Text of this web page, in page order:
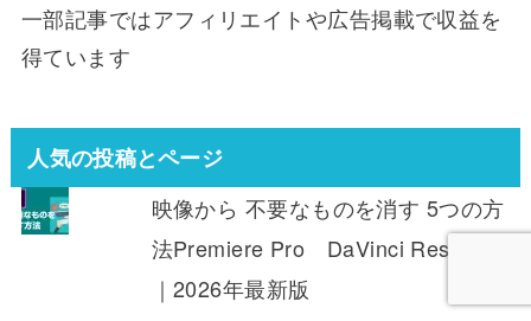
一部記事ではアフィリエイトや広告掲載で収益を
得ています
人気の投稿とページ
映像から 不要なものを消す 5つの方
法Premiere Pro DaVinci Resolve
｜2026年最新版